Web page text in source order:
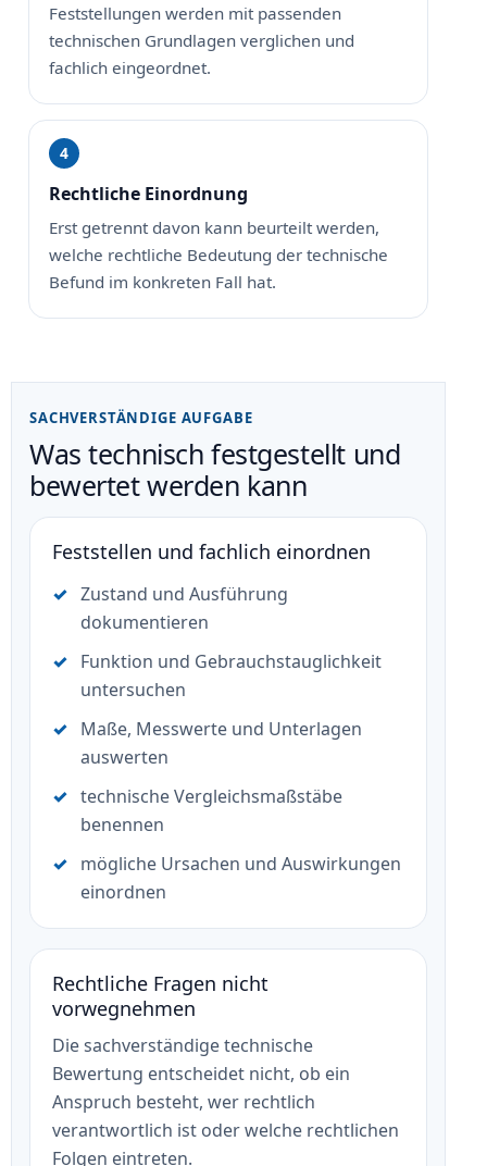
Feststellungen werden mit passenden
technischen Grundlagen verglichen und
fachlich eingeordnet.
Rechtliche Einordnung
Erst getrennt davon kann beurteilt werden,
welche rechtliche Bedeutung der technische
Befund im konkreten Fall hat.
SACHVERSTÄNDIGE AUFGABE
Was technisch festgestellt und
bewertet werden kann
Feststellen und fachlich einordnen
Zustand und Ausführung
dokumentieren
Funktion und Gebrauchstauglichkeit
untersuchen
Maße, Messwerte und Unterlagen
auswerten
technische Vergleichsmaßstäbe
benennen
mögliche Ursachen und Auswirkungen
einordnen
Rechtliche Fragen nicht
vorwegnehmen
Die sachverständige technische
Bewertung entscheidet nicht, ob ein
Anspruch besteht, wer rechtlich
verantwortlich ist oder welche rechtlichen
Folgen eintreten.